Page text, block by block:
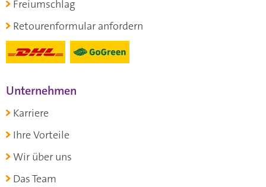
Freiumschlag
Retourenformular anfordern
Unternehmen
Karriere
Ihre Vorteile
Wir über uns
Das Team